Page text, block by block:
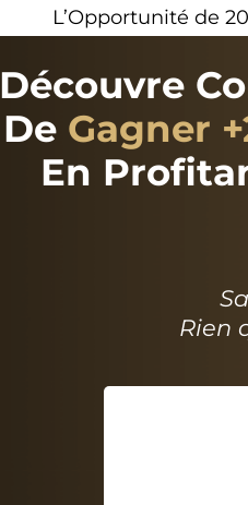
L’Opportunité de
Découvre
De Gagner
En
Rien